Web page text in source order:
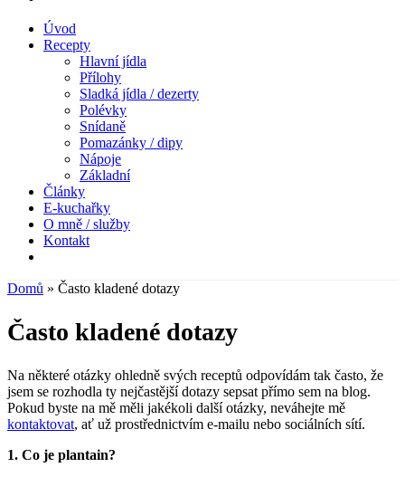
Úvod
Recepty
Hlavní jídla
Přílohy
Sladká jídla / dezerty
Polévky
Snídaně
Pomazánky / dipy
Nápoje
Základní
Články
E-kuchařky
O mně / služby
Kontakt
Domů » Často kladené dotazy
Často kladené dotazy
Na některé otázky ohledně svých receptů odpovídám tak často, že
jsem se rozhodla ty nejčastější dotazy sepsat přímo sem na blog.
Pokud byste na mě měli jakékoli další otázky, neváhejte mě
kontaktovat, ať už prostřednictvím e-mailu nebo sociálních sítí.
1. Co je plantain?